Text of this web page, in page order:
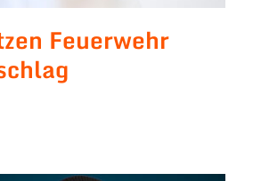
Feuerwehr